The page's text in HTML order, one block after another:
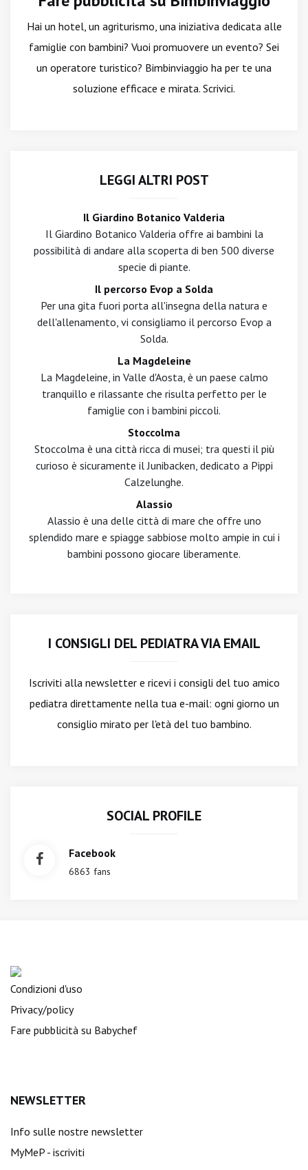
Hai un hotel, un agriturismo, una iniziativa dedicata alle
famiglie con bambini? Vuoi promuovere un evento? Sei
un operatore turistico? Bimbinviaggio ha per te una
soluzione efficace e mirata. Scrivici.
LEGGI ALTRI POST
Il Giardino Botanico Valderia
Il Giardino Botanico Valderia offre ai bambini la
possibilità di andare alla scoperta di ben 500 diverse
specie di piante.
Il percorso Evop a Solda
Per una gita fuori porta all'insegna della natura e
dell'allenamento, vi consigliamo il percorso Evop a
Solda.
La Magdeleine
La Magdeleine, in Valle d'Aosta, è un paese calmo
tranquillo e rilassante che risulta perfetto per le
famiglie con i bambini piccoli.
Stoccolma
Stoccolma è una città ricca di musei; tra questi il più
curioso è sicuramente il Junibacken, dedicato a Pippi
Calzelunghe.
Alassio
Alassio è una delle città di mare che offre uno
splendido mare e spiagge sabbiose molto ampie in cui i
bambini possono giocare liberamente.
I CONSIGLI DEL PEDIATRA VIA EMAIL
Iscriviti alla newslettere ricevi i consigli del tuo amico
pediatra direttamente nella tua e-mail: ogni giorno un
consiglio mirato per l'età del tuo bambino.
SOCIAL PROFILE
Facebook
6863 fans
Condizioni d'uso
Privacy/policy
Fare pubblicità su Babychef
NEWSLETTER
Info sulle nostre newsletter
MyMeP - iscriviti